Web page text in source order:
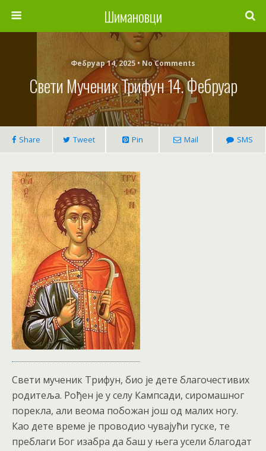
Шимановци
Фебруар 14, 2025 • No Comments
Свети Мученик Трифун 14. Фебруар
Share Tweet Pin Mail SMS
Свети мученик Трифун, био је дете благочестивих
родитеља. Рођен је у селу Кампсади, сиромашног
порекла, али веома побожан још од малих ногу.
Као дете време је проводио чувајући гуске, те
преблаги Бог изабра да баш у њега усели благодат